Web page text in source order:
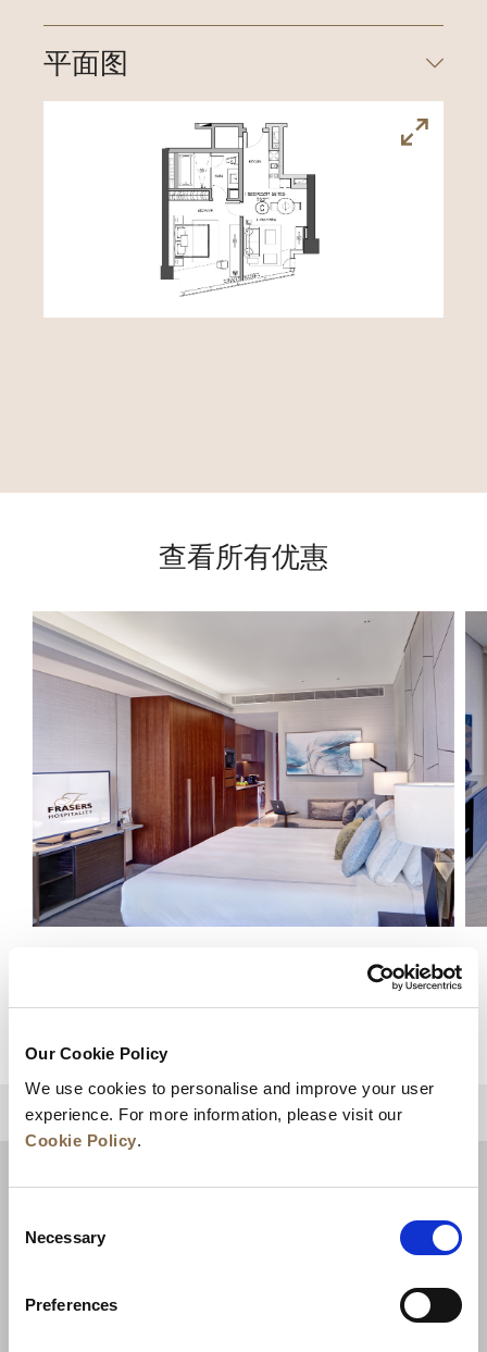
Our Cookie Policy
We use cookies to personalise and improve your user
experience. For more information, please visit our
Cookie Policy.
Selection
Necessary
Preferences
平面图
查看所有优惠